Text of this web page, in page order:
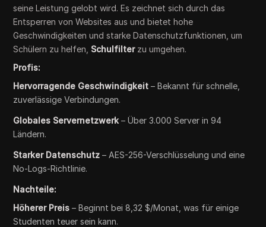
seine Leistung gelobt wird. Es zeichnet sich durch das
Entsperren von Websites aus und bietet hohe
Geschwindigkeiten und starke Datenschutzfunktionen, um
Schülern zu helfen, Schulfilterzu umgehen.
Profis:
Hervorragende Geschwindigkeit – Bekannt für schnelle,
zuverlässige Verbindungen.
Globales Servernetzwerk – Über 3.000 Server in 94
Ländern.
Starker Datenschutz – AES-256-Verschlüsselung und eine
No-Logs-Richtlinie.
Nachteile:
Höherer Preis – Beginnt bei 8,32 $/Monat, was für einige
Studenten teuer sein kann.